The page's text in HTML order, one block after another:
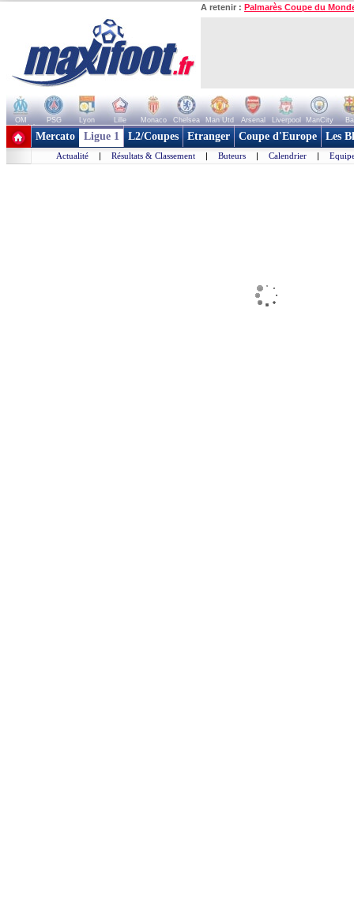
A retenir : Palmarès Coupe du
OM PSG Lyon Lille Monaco Chelsea Man Utd Arsenal Liverpool ManCity
+ de clubs
Mercato Ligue 1 L2/Coupes Etranger Coupe d'Europe Les
Actualité | Résultats & Classement | Buteurs | Calendrier |